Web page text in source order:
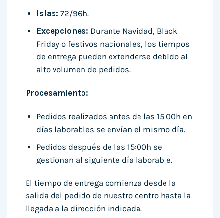
Islas: 72/96h.
Excepciones: Durante Navidad, Black
Friday o festivos nacionales, los tiempos
de entrega pueden extenderse debido al
alto volumen de pedidos.
Procesamiento:
Pedidos realizados antes de las 15:00h en
días laborables se envían el mismo día.
Pedidos después de las 15:00h se
gestionan al siguiente día laborable.
El tiempo de entrega comienza desde la
salida del pedido de nuestro centro hasta la
llegada a la dirección indicada.